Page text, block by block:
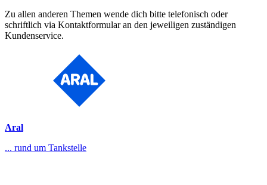
Zu allen anderen Themen wende dich bitte telefonisch oder
schriftlich via Kontaktformular an den jeweiligen zuständigen
Kundenservice.
Aral
... rund um Tankstelle